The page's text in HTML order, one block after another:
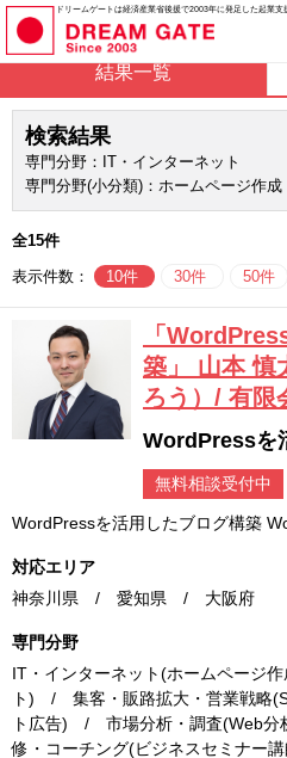
ドリームゲートは経済産業省後援で2003年に発足した起業
結果一覧
検索結果
専門分野：IT・インターネット
専門分野(小分類)：ホームページ作成
全15件
表示件数：
10件 30件 50件
「
築」 山本 慎
ろう）/ 有限
WordPressを
無料相談受付中
WordPressを活用したブログ構築
対応エリア
神奈川県 / 愛知県 / 大阪府
専門分野
IT・インターネット(ホームページ
ト) / 集客・販路拡大・営業戦略
ト広告) / 市場分析・調査(Web
修・コーチング(ビジネスセミナー